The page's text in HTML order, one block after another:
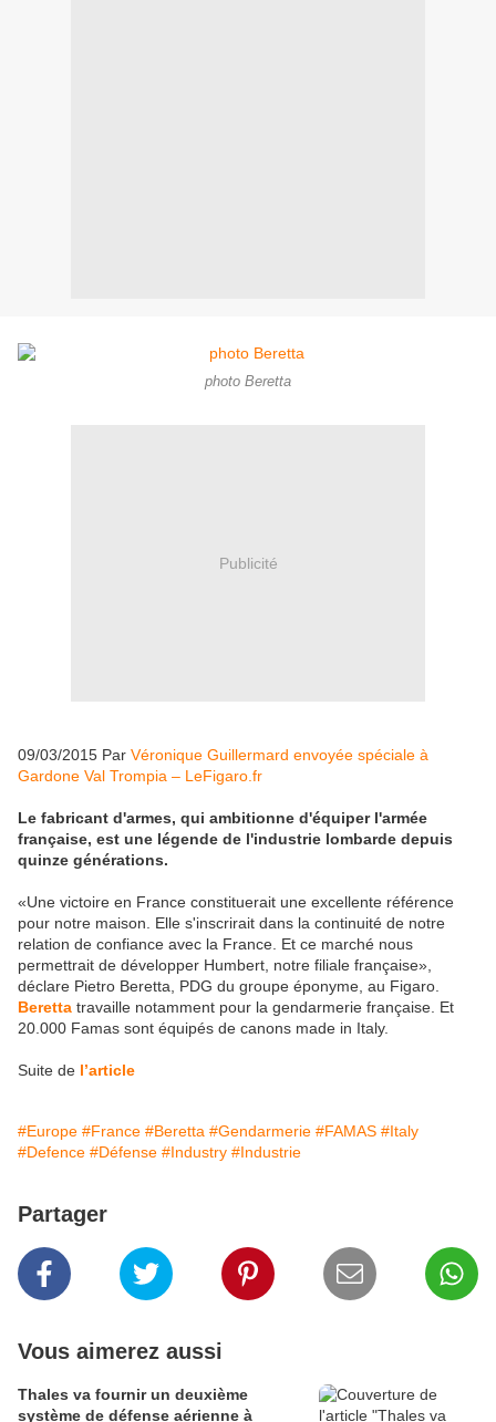
photo Beretta
Publicité
09/03/2015 Par Véronique Guillermard envoyée spéciale à
Gardone Val Trompia – LeFigaro.fr
Le fabricant d'armes, qui ambitionne d'équiper l'armée
française, est une légende de l'industrie lombarde depuis
quinze générations.
«Une victoire en France constituerait une excellente référence
pour notre maison. Elle s'inscrirait dans la continuité de notre
relation de confiance avec la France. Et ce marché nous
permettrait de développer Humbert, notre filiale française»,
déclare Pietro Beretta, PDG du groupe éponyme, au Figaro.
Beretta travaille notamment pour la gendarmerie française. Et
20.000 Famas sont équipés de canons made in Italy.
Suite de l’article
#Europe #France #Beretta #Gendarmerie #FAMAS #Italy
#Defence #Défense #Industry #Industrie
Partager
Vous aimerez aussi
Thales va fournir un deuxième
système de défense aérienne à